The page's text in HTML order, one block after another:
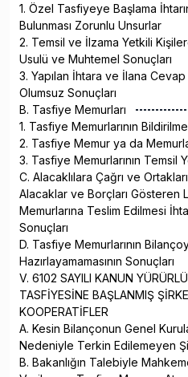
1. Özel Tasfiyeye Başlama
Bulunması Zorunlu Unsurlar
2. Temsil ve İlzama Yetkili
Usulü ve Muhtemel Sonuçları
3. Yapılan İhtara ve İlana Cevap
Olumsuz Sonuçları
B. Tasfiye Memurları
1. Tasfiye Memurlarının
2. Tasfiye Memur ya da
3. Tasfiye Memurlarının Temsil
C. Alacaklılara Çağrı ve
Alacaklar ve Borçları Gösteren
Memurlarına Teslim Edilmesi
Sonuçları
D. Tasfiye Memurlarının
Hazırlayamamasının Sonuçları
V. 6102 SAYILI KANUN
TASFİYESİNE BAŞLANMIŞ
KOOPERATİFLER
A. Kesin Bilançonun Genel
Nedeniyle Terkin Edilemeyen
B. Bakanlığın Talebiyle